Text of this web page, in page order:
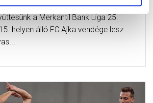
a Merkantil Bank Liga 25.
helyen álló FC Ajka vendége lesz